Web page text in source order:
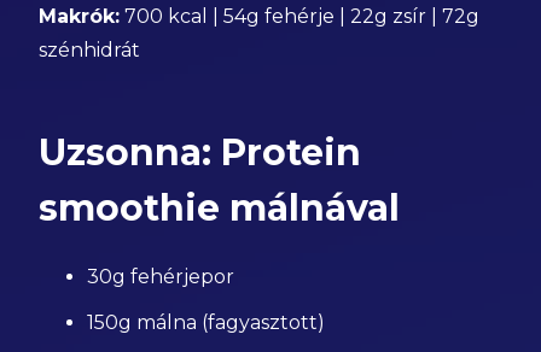
Makrók: 700 kcal | 54g fehérje | 22g zsír | 72g
szénhidrát
Uzsonna: Protein
smoothie málnával
30g fehérjepor
150g málna (fagyasztott)